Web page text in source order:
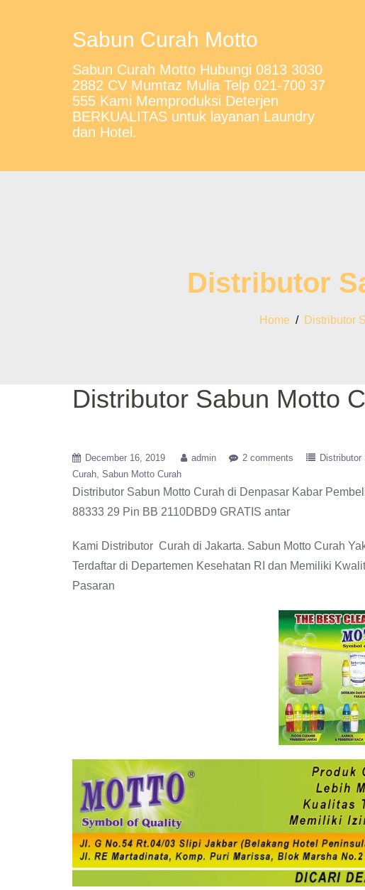
Sabun Curah Motto
Sabun Curah Motto Hubungi 0813 3030
2882 CV Mumtaz Mulia Telp 021-700 37
555 Kami Memproduksi Deterjen
BERKUALITAS untuk layanan Laundry
dan Hotel.
Distributor
Home / Distributor
Distributor Sabun Motto
December 16, 2019 admin 2 comments Distributor
Curah Sabun Motto Curah
Distributor Sabun Motto Curah di Denpasar Kabar
88333 29 Pin BB 2110DBD9 GRATIS antar
Kami Distributor Curah di Jakarta. Sabun Motto Curah
Terdaftar di Departemen Kesehatan RI dan Memiliki
Pasaran